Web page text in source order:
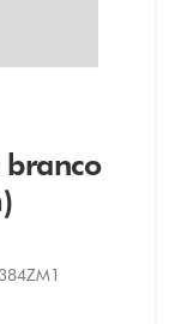
branco